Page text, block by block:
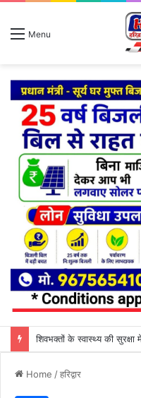
Menu
जिला कारागार में गंगा कथा
Home /हरिद्वार